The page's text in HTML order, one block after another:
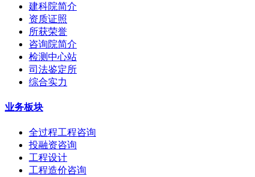
建科院简介
资质证照
所获荣誉
咨询院简介
检测中心站
司法鉴定所
综合实力
业务板块
全过程工程咨询
投融资咨询
工程设计
工程造价咨询